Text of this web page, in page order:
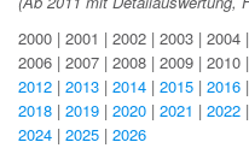
2000 | 2001 | 2002 | 2003 | 2004
2006 | 2007 | 2008 | 2009 | 2010 |
2012 | 2013 | 2014 | 2015 | 2016 |
2018 | 2019 | 2020 | 2021 | 2022 |
2024 | 2025 | 2026